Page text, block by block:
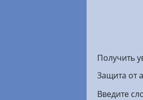
Получить
Защита от
Введите